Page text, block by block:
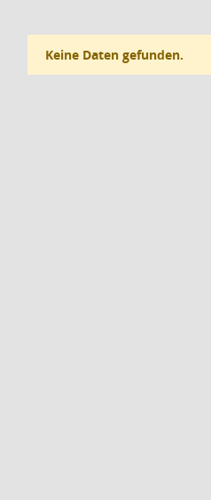
Keine Daten gefunden.